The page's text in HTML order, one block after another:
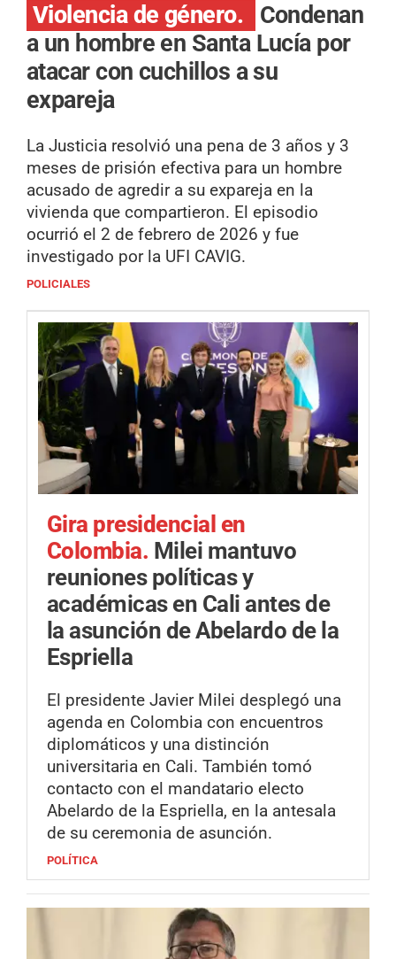
Violencia de género.
Condenan
a un hombre en Santa Lucía por
atacar con cuchillos a su
expareja
La Justicia resolvió una pena de 3 años y 3
meses de prisión efectiva para un hombre
acusado de agredir a su expareja en la
vivienda que compartieron. El episodio
ocurrió el 2 de febrero de 2026 y fue
investigado por la UFI CAVIG.
POLICIALES
Gira presidencial en
Colombia. Milei mantuvo
reuniones políticas y
académicas en Cali antes de
la asunción de Abelardo de la
Espriella
El presidente Javier Milei desplegó una
agenda en Colombia con encuentros
diplomáticos y una distinción
universitaria en Cali. También tomó
contacto con el mandatario electo
Abelardo de la Espriella, en la antesala
de su ceremonia de asunción.
POLÍTICA